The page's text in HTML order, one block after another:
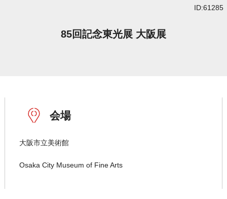
ID:61285
85回記念東光展 大阪展
会場
大阪市立美術館
Osaka City Museum of Fine Arts